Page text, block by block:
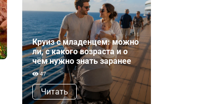
Круиз с младенцем: можно
ли, с какого возраста и о
чём нужно знать заранее
47
Читать